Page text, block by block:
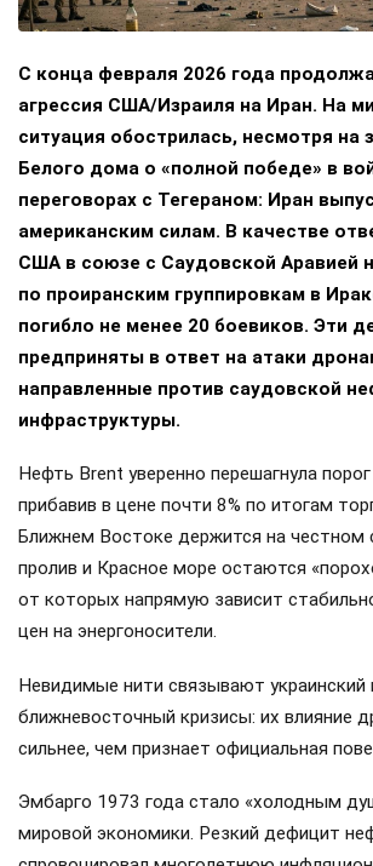
С конца февраля 2026 года
агрессия США/Израиля на Иран. На
ситуация обострилась, несмотря на
Белого дома о «полной победе» в
переговорах с Тегераном: Иран
американским силам. В качестве
США в союзе с Саудовской Аравией
по проиранским группировкам в
погибло не менее 20 боевиков. Эти
предприняты в ответ на атаки
направленные против саудовской
инфраструктуры.
Нефть Brent уверенно перешагнула
прибавив в цене почти 8% по итогам
Ближнем Востоке держится на честном
пролив и Красное море остаются
от которых напрямую зависит
цен на энергоносители.
Невидимые нити связывают украинский
ближневосточный кризисы: их влияние
сильнее, чем признает официальная
Эмбарго 1973 года стало «холодным
мировой экономики. Резкий дефицит